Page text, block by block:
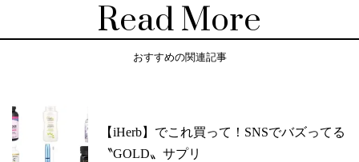
Read More
おすすめの関連記事
【iHerb】でこれ買って！SNSでバズってる
〝GOLD〟サプリ